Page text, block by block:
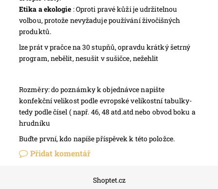
Etika a ekologie : Oproti pravé kůži je udržitelnou
volbou, protože nevyžaduje používání živočišných
produktů.
lze prát v pračce na 30 stupňů, opravdu krátký šetrný
program, nebělit, nesušit v sušičce, nežehlit
Rozměry: do poznámky k objednávce napište
konfekční velikost podle evropské velikostní tabulky-
tedy podle čísel ( např. 46, 48 atd.atd nebo obvod boku a
hrudníku
Buďte první, kdo napíše příspěvek k této položce.
Přidat komentář
Shoptet.cz